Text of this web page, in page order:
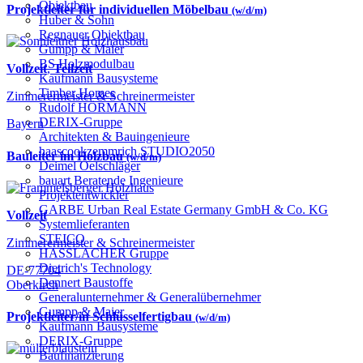
Objektbau
Huber & Sohn
Regnauer Objektbau
Gumpp & Maier
BS Holzmodulbau
Kaufmann Bausysteme
Timber Homes
Rudolf HÖRMANN
DERIX-Gruppe
Architekten & Bauingenieure
haascookzemmrich STUDIO2050
Deimel Oelschläger
bauart Beratende Ingenieure
Projektentwickler
GARBE Urban Real Estate Germany GmbH & Co. KG
Systemlieferanten
STEICO
HASSLACHER Gruppe
Dietrich's Technology
Dennert Baustoffe
Generalunternehmer & Generalübernehmer
Gumpp & Maier
Kaufmann Bausysteme
DERIX-Gruppe
Baufinanzierung
Projektleiter für individuellen Möbelbau (w/d/m)
Vollzeit,Teilzeit
Zimmerermeister & Schreinermeister
Bayern
Bauleiter im Holzbau(w/d/m)
Vollzeit
Zimmerermeister & Schreinermeister
DE-77704
Oberkirch
Projektleiter/in Schlüsselfertigbau (w/d/m)